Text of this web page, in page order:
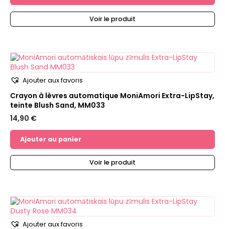
Voir le produit
Ajouter aux favoris
Crayon à lèvres automatique MoniAmori Extra-LipStay,
teinte Blush Sand, MM033
14,90 €
Ajouter au panier
Voir le produit
Ajouter aux favoris